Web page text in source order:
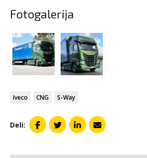
Fotogalerija
Iveco CNG S-Way
Deli: